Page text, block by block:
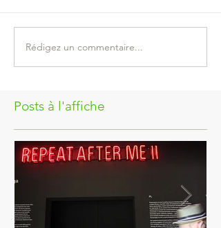
Rédigez un commentaire...
Posts à l'affiche